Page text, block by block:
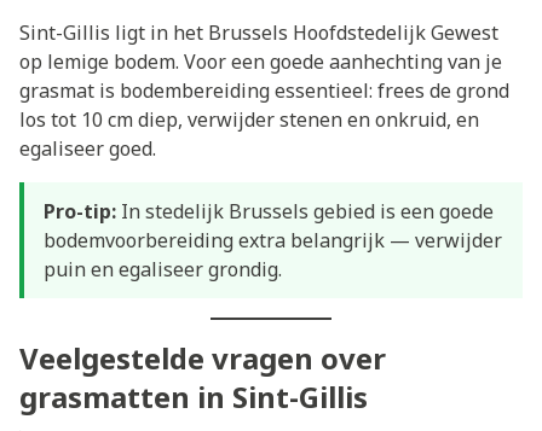
Sint-Gillis ligt in het Brussels Hoofdstedelijk Gewest
op lemige bodem. Voor een goede aanhechting van je
grasmat is bodembereiding essentieel: frees de grond
los tot 10 cm diep, verwijder stenen en onkruid, en
egaliseer goed.
Pro-tip: In stedelijk Brussels gebied is een goede
bodemvoorbereiding extra belangrijk — verwijder
puin en egaliseer grondig.
Veelgestelde vragen over
grasmatten in Sint-Gillis